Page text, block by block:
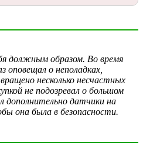
должным образом. Во время
оповещал о неполадках,
несколько несчастных
не подозревал о большом
дополнительно датчики на
она была в безопасности.